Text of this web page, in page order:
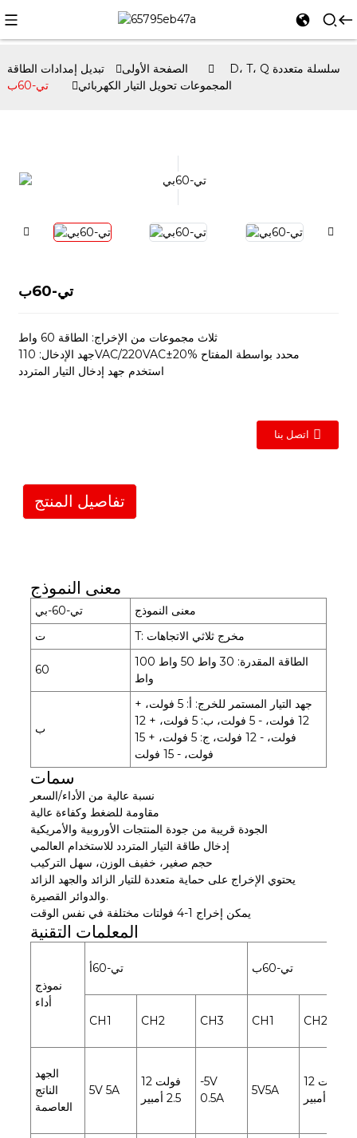
الصفحة الأولى تبديل إمدادات الطاقة
D، T، Q سلسلة متعددة
المجموعات تحويل التيار الكهربائي
تي-60ب
تي-60ب
ثلاث مجموعات من الإخراج: الطاقة 60 واط
جهد الإدخال: 110VAC/220VAC±20% محدد بواسطة المفتاح
استخدم جهد إدخال التيار المتردد
اتصل بنا
تفاصيل المنتج
معنى النموذج
تي-60-بي
معنى النموذج
ت
T: مخرج ثلاثي الاتجاهات
60
الطاقة المقدرة: 30 واط 50 واط 100
واط
ب
جهد التيار المستمر للخرج: أ: 5 فولت، +
12 فولت، - 5 فولت، ب: 5 فولت، + 12
فولت، - 12 فولت، ج: 5 فولت، + 15
فولت، - 15 فولت
سمات
نسبة عالية من الأداء/السعر
مقاومة للضغط وكفاءة عالية
الجودة قريبة من جودة المنتجات الأوروبية والأمريكية
إدخال طاقة التيار المتردد للاستخدام العالمي
حجم صغير، خفيف الوزن، سهل التركيب
يحتوي الإخراج على حماية متعددة للتيار الزائد والجهد الزائد
والدوائر القصيرة.
يمكن إخراج 1-4 فولتات مختلفة في نفس الوقت
المعلمات التقنية
نموذج
أداء
تي-60أ تي-60ب
CH1 CH2 CH3 CH1 CH2
الجهد
الناتج
العاصمة
5V 5A
12 فولت
2.5 أمبير
-5V
0.5A
5V5A
12 فولت